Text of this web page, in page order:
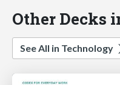
Other Decks
See All in Technology